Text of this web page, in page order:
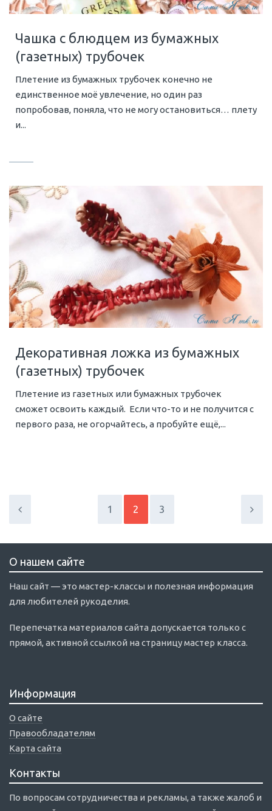
Чашка с блюдцем из бумажных
(газетных) трубочек
Плетение из бумажных трубочек конечно не
единственное моё увлечение, но один раз
попробовав, поняла, что не могу остановиться… плету
и...
Декоративная ложка из бумажных
(газетных) трубочек
Плетение из газетных или бумажных трубочек
сможет освоить каждый. Если что-то и не получится с
первого раза, не огорчайтесь, а пробуйте ещё,...
1 2 3
О нашем сайте
Наш сайт — это мастер-классы и полезная информация
для любителей рукоделия.
Перепечатка материалов сайта допускается только с
прямой, активной ссылкой на страницу мастер класса.
Информация
О сайте
Правообладателям
Карта сайта
Контакты
По вопросам сотрудничества и рекламы, а также жалоб и